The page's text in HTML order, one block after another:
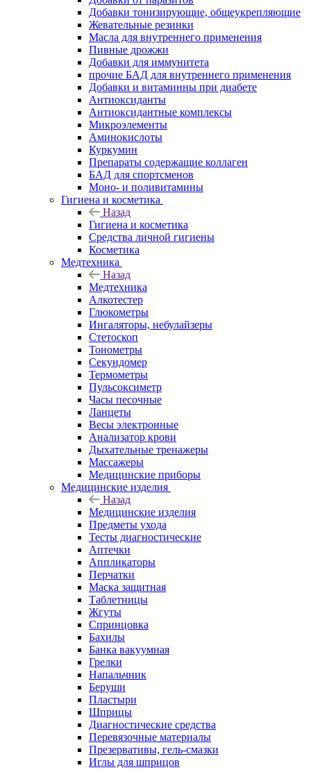
Добавки тонизирующие, общеукрепляющие
Жевательные резинки
Масла для внутреннего применения
Пивные дрожжи
Добавки для иммунитета
прочие БАД для внутреннего применения
Добавки и витаминны при диабете
Антиоксиданты
Антиоксидантные комплексы
Микроэлементы
Аминокислоты
Куркумин
Препараты содержащие коллаген
БАД для спортсменов
Моно- и поливитамины
Гигиена и косметика
Назад
Гигиена и косметика
Средства личной гигиены
Косметика
Медтехника
Назад
Медтехника
Алкотестер
Глюкометры
Ингаляторы, небулайзеры
Стетоскоп
Тонометры
Секундомер
Термометры
Пульсоксиметр
Часы песочные
Ланцеты
Весы электронные
Анализатор крови
Дыхательные тренажеры
Массажеры
Медицинские приборы
Медицинские изделия
Назад
Медицинские изделия
Предметы ухода
Тесты диагностические
Аптечки
Аппликаторы
Перчатки
Маска защитная
Таблетницы
Жгуты
Спринцовка
Бахилы
Банка вакуумная
Грелки
Напальчник
Беруши
Пластыри
Шприцы
Диагностические средства
Перевязочные материалы
Презервативы, гель-смазки
Иглы для шприцов